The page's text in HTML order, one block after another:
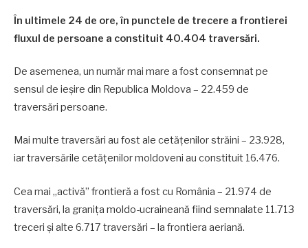
În ultimele 24 de ore, în punctele de trecere a frontierei
fluxul de persoane a constituit 40.404 traversări.
De asemenea, un număr mai mare a fost consemnat pe
sensul de ieșire din Republica Moldova – 22.459 de
traversări persoane.
Mai multe traversări au fost ale cetățenilor străini – 23.928,
iar traversările cetățenilor moldoveni au constituit 16.476.
Cea mai „activă” frontieră a fost cu România – 21.974 de
traversări, la granița moldo-ucraineană fiind semnalate 11.713
treceri și alte 6.717 traversări – la frontiera aeriană.